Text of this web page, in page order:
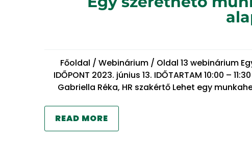
Főoldal / Webinárium / Oldal 13 webinárium
IDŐPONT 2023. június 13. IDŐTARTAM 10:00 –
Gabriella Réka, HR szakértő Lehet egy
READ MORE